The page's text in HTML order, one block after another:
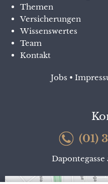
Themen
Versicherungen
Wissenswertes
Team
Kontakt
Jobs •
(01)